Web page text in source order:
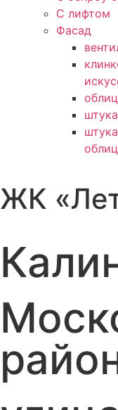
С лифтом
Фасад
ЖК